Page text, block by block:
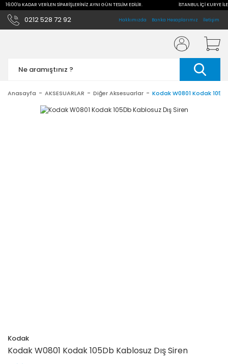
16:00'a KADAR VERİLEN SİPARİŞLERİNİZ AYNI GÜN TESLİM EDİLİR. İSTANBUL İÇİ KURYE
0212 528 72 92 Hakkımızda Banka Hesaplarımız İletişim
Anasayfa AKSESUARLAR Diğer Aksesuarlar Kodak W0801 Kodak
Kodak
Kodak W0801 Kodak 105Db Kablosuz Dış Siren